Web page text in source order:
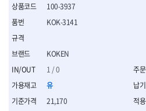
- 몽키스패너
- 라쳇콤비네이션세트
- 함마렌치
- 미니라쳇세트
- 기타
- 라쳇 드라이버
100-3937
KOKEN
1 / 0
유
21,170
KOK-3141